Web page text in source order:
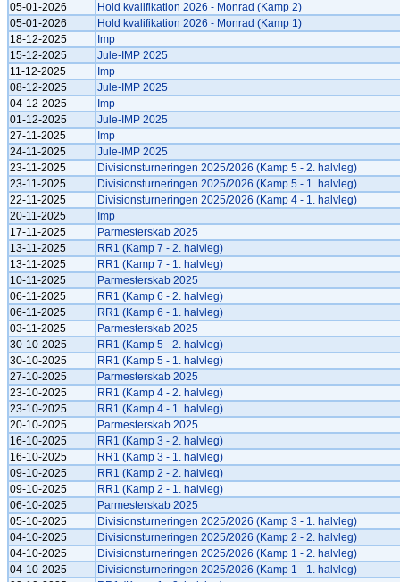
05-01-2026
Hold kvalifikation 2026 - Monrad (Kamp 2)
05-01-2026
Hold kvalifikation 2026 - Monrad (Kamp 1)
18-12-2025
Imp
15-12-2025
Jule-IMP 2025
11-12-2025
Imp
08-12-2025
Jule-IMP 2025
04-12-2025
Imp
01-12-2025
Jule-IMP 2025
27-11-2025
Imp
24-11-2025
Jule-IMP 2025
23-11-2025
Divisionsturneringen 2025/2026 (Kamp 5 - 2. halvleg)
23-11-2025
Divisionsturneringen 2025/2026 (Kamp 5 - 1. halvleg)
22-11-2025
Divisionsturneringen 2025/2026 (Kamp 4 - 1. halvleg)
20-11-2025
Imp
17-11-2025
Parmesterskab 2025
13-11-2025
RR1 (Kamp 7 - 2. halvleg)
13-11-2025
RR1 (Kamp 7 - 1. halvleg)
10-11-2025
Parmesterskab 2025
06-11-2025
RR1 (Kamp 6 - 2. halvleg)
06-11-2025
RR1 (Kamp 6 - 1. halvleg)
03-11-2025
Parmesterskab 2025
30-10-2025
RR1 (Kamp 5 - 2. halvleg)
30-10-2025
RR1 (Kamp 5 - 1. halvleg)
27-10-2025
Parmesterskab 2025
23-10-2025
RR1 (Kamp 4 - 2. halvleg)
23-10-2025
RR1 (Kamp 4 - 1. halvleg)
20-10-2025
Parmesterskab 2025
16-10-2025
RR1 (Kamp 3 - 2. halvleg)
16-10-2025
RR1 (Kamp 3 - 1. halvleg)
09-10-2025
RR1 (Kamp 2 - 2. halvleg)
09-10-2025
RR1 (Kamp 2 - 1. halvleg)
06-10-2025
Parmesterskab 2025
05-10-2025
Divisionsturneringen 2025/2026 (Kamp 3 - 1. halvleg)
04-10-2025
Divisionsturneringen 2025/2026 (Kamp 2 - 2. halvleg)
04-10-2025
Divisionsturneringen 2025/2026 (Kamp 1 - 2. halvleg)
04-10-2025
Divisionsturneringen 2025/2026 (Kamp 1 - 1. halvleg)